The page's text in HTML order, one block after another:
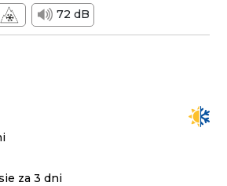
72 dB
za 3 dni